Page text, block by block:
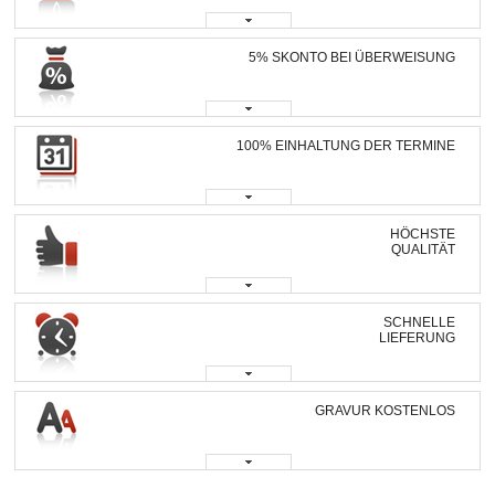
5% SKONTO BEI ÜBERWEISUNG
100% EINHALTUNG DER TERMINE
HÖCHSTE
QUALITÄT
SCHNELLE
LIEFERUNG
GRAVUR KOSTENLOS